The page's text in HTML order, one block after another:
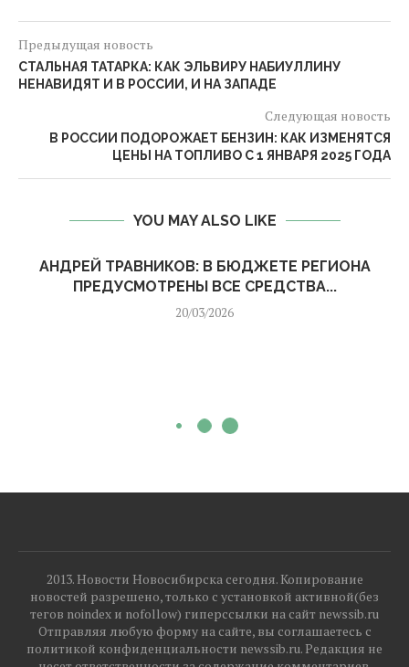
Предыдущая новость
СТАЛЬНАЯ ТАТАРКА: КАК ЭЛЬВИРУ НАБИУЛЛИНУ
НЕНАВИДЯТ И В РОССИИ, И НА ЗАПАДЕ
Следующая новость
В РОССИИ ПОДОРОЖАЕТ БЕНЗИН: КАК ИЗМЕНЯТСЯ
ЦЕНЫ НА ТОПЛИВО С 1 ЯНВАРЯ 2025 ГОДА
YOU MAY ALSO LIKE
АНДРЕЙ ТРАВНИКОВ: В БЮДЖЕТЕ РЕГИОНА
ПРЕДУСМОТРЕНЫ ВСЕ СРЕДСТВА...
20/03/2026
2013. Новости Новосибирска сегодня. Копирование
новостей разрешено, только с установкой активной(без
тегов noindex и nofollow) гиперссылки на сайт newssib.ru
Отправляя любую форму на сайте, вы соглашаетесь с
политикой конфиденциальности newssib.ru. Редакция не